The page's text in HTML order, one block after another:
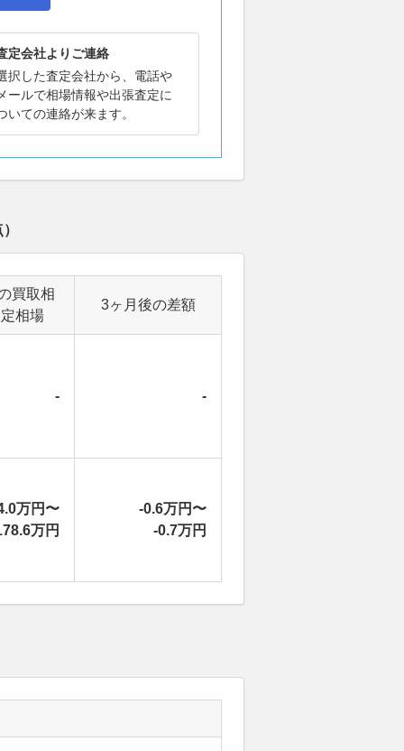
定会社よりご連絡
択した査定会社から、電話や
ールで相場情報や出張査定に
いての連絡が来ます。
買取相
相場
3ヶ月後の差額
- -
万円〜
万円
-0.6万円〜
-0.7万円